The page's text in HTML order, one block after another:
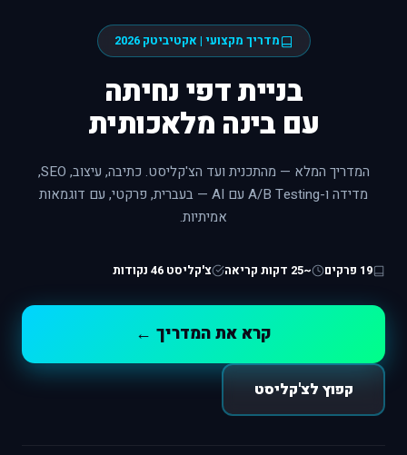
מדריך מקצועי | אקטיביטק 2026
בניית דפי נחיתה
עם בינה מלאכותית
המדריך המלא — מהתכנית ועד הצ'קליסט. כתיבה, עיצוב, SEO,
מדידה ו-A/B Testing עם AI — בעברית, פרקטי, עם דוגמאות
אמיתיות.
19 פרקים ~25 דקות קריאה צ'קליסט 46 נקודות
קרא את המדריך ←
קפוץ לצ'קליסט